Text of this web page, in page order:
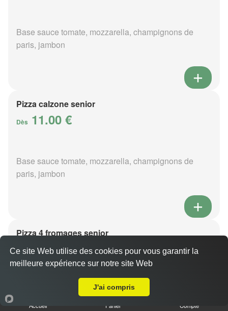
Base sauce tomate, mozzarella, champignons de
paris, jambon
Pizza calzone senior
Dès 11.00 €
Base sauce tomate, mozzarella, champignons de
paris, jambon
Pizza 4 fromages senior
Dès11.00 €
Base sauce tomate, mozzarella, roquefort, chèvre,
Accueil Panier Compte
Ce site Web utilise des cookies pour vous garantir la
meilleure expérience sur notre site Web
J'ai compris